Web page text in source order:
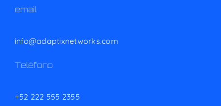
email
info@adaptixnetworks.com
Teléfono
+52 222 555 2355